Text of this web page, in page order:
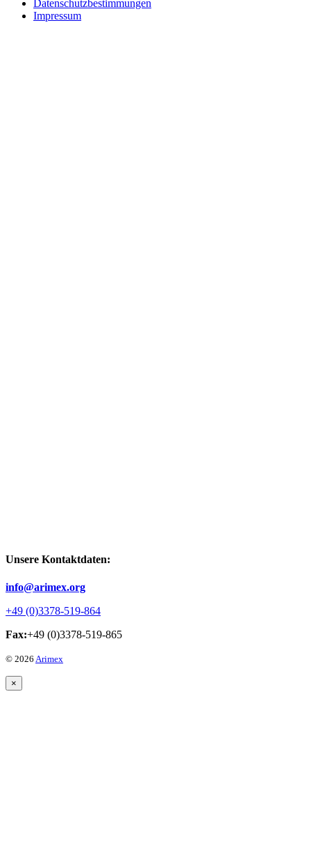
Datenschutzbestimmungen
Impressum
Unsere Kontaktdaten:
info@arimex.org
+49 (0)3378-519-864
Fax:+49 (0)3378-519-865
© 2026 Arimex
×